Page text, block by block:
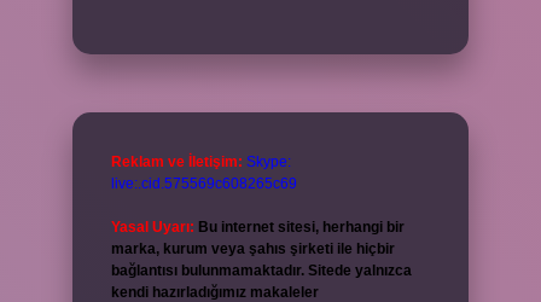
Reklam ve İletişim: Skype:
live:.cid.575569c608265c69
Yasal Uyarı: Bu internet sitesi, herhangi bir
marka, kurum veya şahıs şirketi ile hiçbir
bağlantısı bulunmamaktadır. Sitede yalnızca
kendi hazırladığımız makaleler